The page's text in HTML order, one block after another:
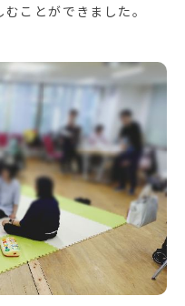
ことができました。